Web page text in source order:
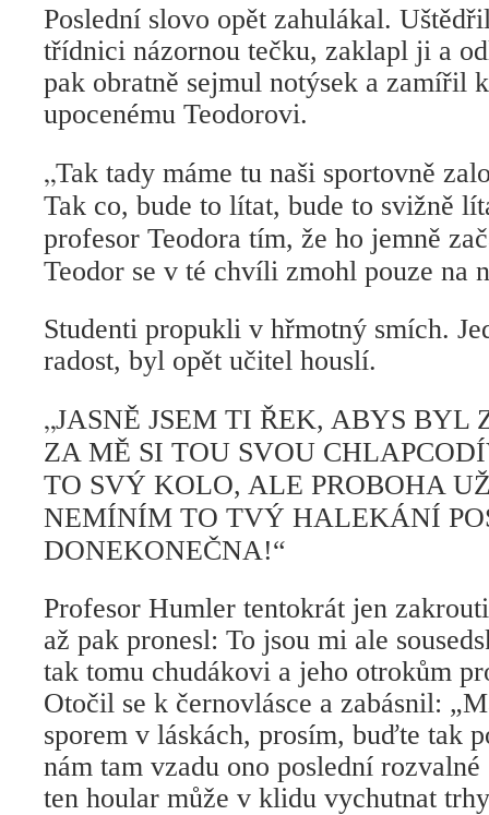
Poslední slovo opět zahulákal.
třídnici názornou tečku, zaklapl ji a
pak obratně sejmul notýsek a zamířil
upocenému Teodorovi.
„Tak tady máme tu naši sportovně
Tak co, bude to lítat, bude to svižně
profesor Teodora tím, že ho jemně
Teodor se v té chvíli zmohl pouze na
Studenti propukli v hřmotný smích.
radost, byl opět učitel houslí.
„JASNĚ JSEM TI ŘEK, ABYS BYL
ZA MĚ SI TOU SVOU
TO SVÝ KOLO, ALE PROBOHA
NEMÍNÍM TO TVÝ HALEKÁNÍ
DONEKONEČNA!“
Profesor Humler tentokrát jen
až pak pronesl: To jsou mi ale
tak tomu chudákovi a jeho otrokům
Otočil se k černovlásce a zabásnil:
sporem v láskách, prosím, buďte tak
nám tam vzadu ono poslední
ten hoular může v klidu vychutnat